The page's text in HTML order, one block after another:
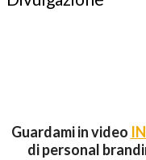
Guardami in video
di personal